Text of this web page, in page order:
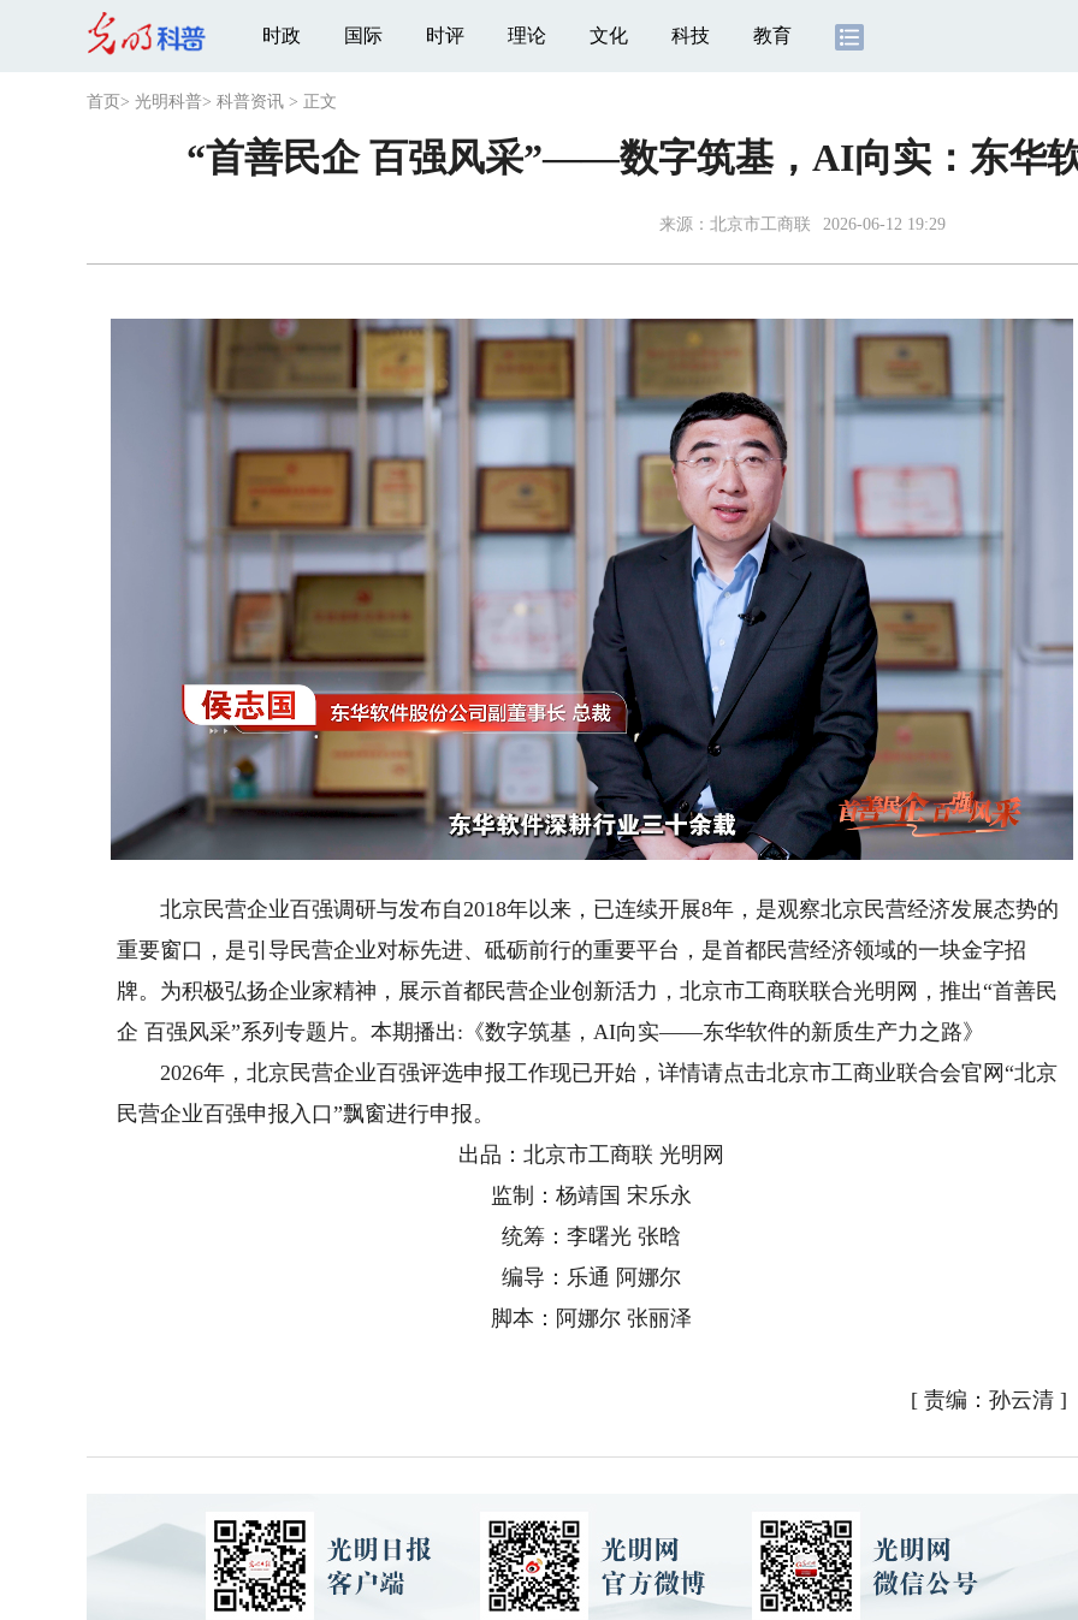
时政 国际 时评 理论 文化 科技 教育
首页 > 光明科普> 科普资讯 > 正文
“首善民企 百强风采”——数字筑基，AI向实：东华
来源： 北京市工商联 2026-06-12 19:29
11.01%
Rate
北京民营企业百强调研与发布自2018年以来，已连续开展8年，是观察北京民营经济发展态势的
重要窗口，是引导民营企业对标先进、砥砺前行的重要平台，是首都民营经济领域的一块金字招
牌。为积极弘扬企业家精神，展示首都民营企业创新活力，北京市工商联联合光明网，推出“首善民
企 百强风采”系列专题片。本期播出:《数字筑基，AI向实——东华软件的新质生产力之路》
2026年，北京民营企业百强评选申报工作现已开始，详情请点击北京市工商业联合会官网“北京
民营企业百强申报入口”飘窗进行申报。
出品：北京市工商联 光明网
监制：杨靖国 宋乐永
统筹：李曙光 张晗
编导：乐通 阿娜尔
脚本：阿娜尔 张丽泽
[ 责编：孙云清 ]